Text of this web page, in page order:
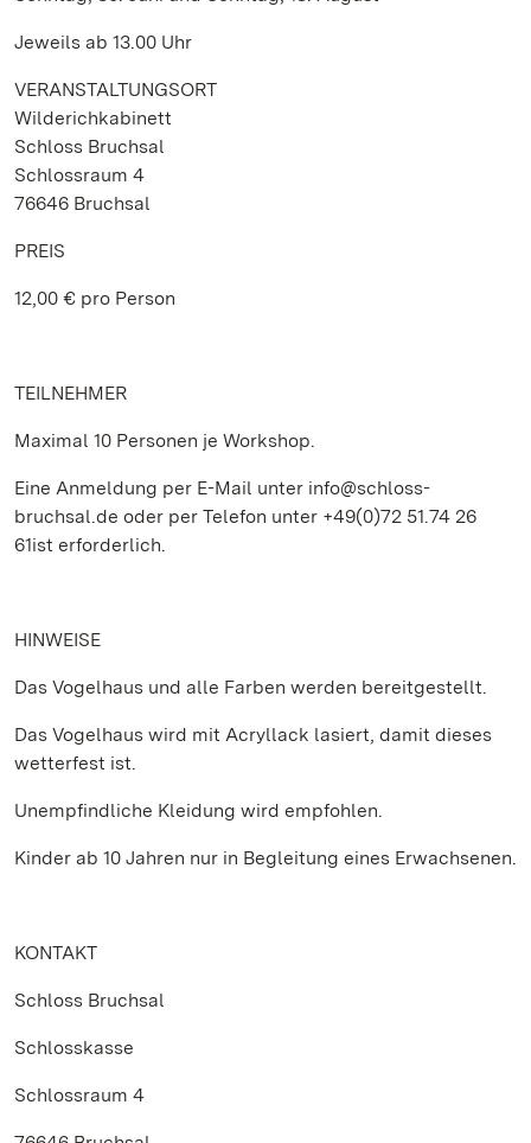
Jeweils ab 13.00 Uhr
VERANSTALTUNGSORT
Wilderichkabinett
Schloss Bruchsal
Schlossraum 4
76646 Bruchsal
PREIS
12,00 € pro Person
TEILNEHMER
Maximal 10 Personen je Workshop.
Eine Anmeldung per E-Mail unter info@schloss-
bruchsal.de oder per Telefon unter +49(0)72 51.74 26
61ist erforderlich.
HINWEISE
Das Vogelhaus und alle Farben werden bereitgestellt.
Das Vogelhaus wird mit Acryllack lasiert, damit dieses
wetterfest ist.
Unempfindliche Kleidung wird empfohlen.
Kinder ab 10 Jahren nur in Begleitung eines Erwachsenen.
KONTAKT
Schloss Bruchsal
Schlosskasse
Schlossraum 4